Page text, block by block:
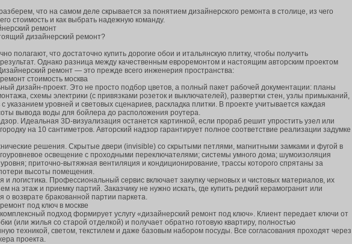
что на самом деле скрывается за понятием дизайнерского ремонта в столице, из чего
стоимость и как выбрать надежную команду.
ремонт
дизайнерский ремонт?
полагают, что достаточно купить дорогие обои и итальянскую плитку, чтобы получить
Однако разница между качественным евроремонтом и настоящим авторским проектом
ремонт — это прежде всего инженерия пространства:
стоимость москва
дизайн-проект. Это не просто подбор цветов, а полный пакет рабочей документации: планы
схемы электрики (с привязками розеток и выключателей), развертки стен, узлы примыканий,
указанием уровней и световых сценариев, раскладка плитки. В проекте учитывается каждая
вывода воды для бойлера до расположения роутера.
Идеальная 3D-визуализация останется картинкой, если прораб решит упростить узел или
на 10 сантиметров. Авторский надзор гарантирует полное соответствие реализации задумке
решения. Скрытые двери (invisible) со скрытыми петлями, магнитными замками и фугой в
освещение с проходными переключателями; системы умного дома; шумоизоляция
приточно-вытяжная вентиляция и кондиционирование, трассы которого спрятаны за
высоты помещения.
и логистика. Профессиональный сервис включает закупку черновых и чистовых материалов, их
на этаж и приемку партий. Заказчику не нужно искать, где купить редкий керамогранит или
о возврате бракованной партии паркета.
под ключ в москве
подход формирует услугу «дизайнерский ремонт под ключ». Клиент передает ключи от
(или жилья со старой отделкой) и получает обратно готовую квартиру, полностью
техникой, светом, текстилем и даже базовым набором посуды. Все согласования проходят через
проекта.